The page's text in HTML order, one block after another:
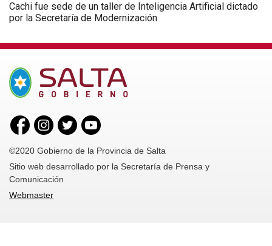
Cachi fue sede de un taller de Inteligencia Artificial dictado
por la Secretaría de Modernización
©2020 Gobierno de la Provincia de Salta
Sitio web desarrollado por la Secretaría de Prensa y
Comunicación
Webmaster